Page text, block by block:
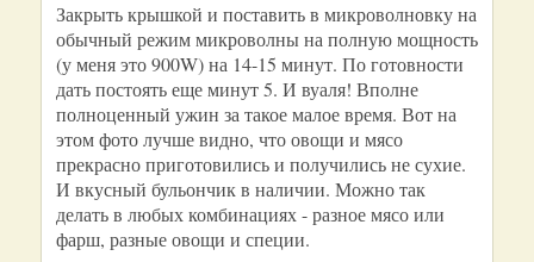
Закрыть крышкой и поставить в микроволновку на
обычный режим микроволны на полную мощность
(у меня это 900W) на 14-15 минут. По готовности
дать постоять еще минут 5. И вуаля! Вполне
полноценный ужин за такое малое время. Вот на
этом фото лучше видно, что овощи и мясо
прекрасно приготовились и получились не сухие.
И вкусный бульончик в наличии. Можно так
делать в любых комбинациях - разное мясо или
фарш, разные овощи и специи.